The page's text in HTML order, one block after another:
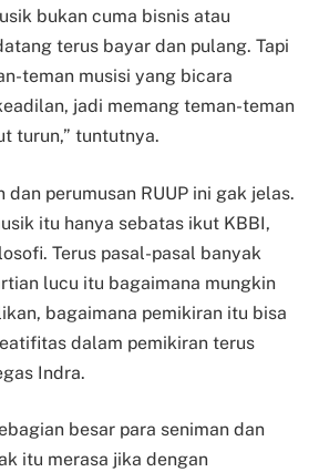
bukan cuma bisnis atau
terus bayar dan pulang. Tapi
teman musisi yang bicara
jadi memang teman-teman
turun,” tuntutnya.
dan perumusan RUUP ini gak jelas.
itu hanya sebatas ikut KBBI,
Terus pasal-pasal banyak
lucu itu bagaimana mungkin
bagaimana pemikiran itu bisa
dalam pemikiran terus
Indra.
besar para seniman dan
itu merasa jika dengan